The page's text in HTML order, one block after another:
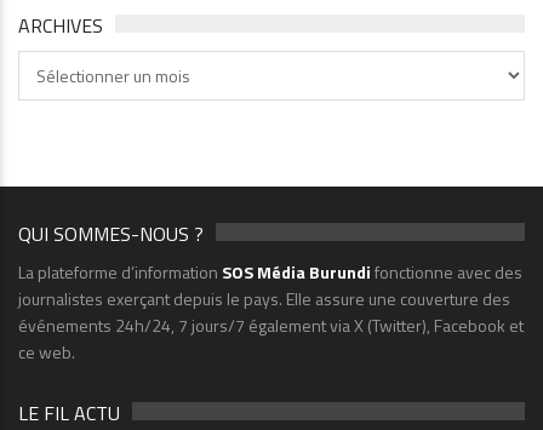
ARCHIVES
QUI SOMMES-NOUS ?
La plateforme d’information SOS Média Burundifonctionne avec des
journalistes exerçant depuis le pays. Elle assure une couverture des
événements 24h/24, 7 jours/7 également via X (Twitter), Facebook et
ce web.
LE FIL ACTU